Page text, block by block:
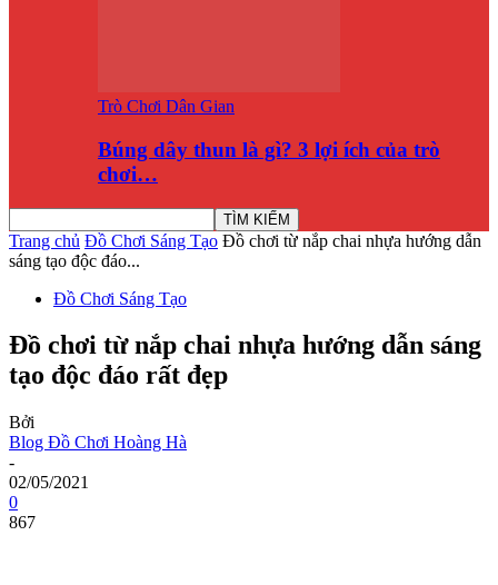
Trò Chơi Dân Gian
Búng dây thun là gì? 3 lợi ích của trò
chơi…
Trang chủ Đồ Chơi Sáng Tạo Đồ chơi từ nắp chai nhựa hướng dẫn
sáng tạo độc đáo...
Đồ Chơi Sáng Tạo
Đồ chơi từ nắp chai nhựa hướng dẫn sáng
tạo độc đáo rất đẹp
Bởi
Blog Đồ Chơi Hoàng Hà
-
02/05/2021
0
867